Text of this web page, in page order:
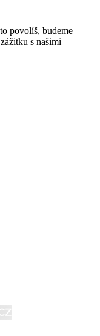
povolíš, budeme
s našimi